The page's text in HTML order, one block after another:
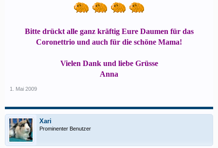
Bitte drückt alle ganz kräftig Eure Daumen für das
Coronettrio und auch für die schöne Mama!
Vielen Dank und liebe Grüsse
Anna
1. Mai 2009
Xari
Prominenter Benutzer